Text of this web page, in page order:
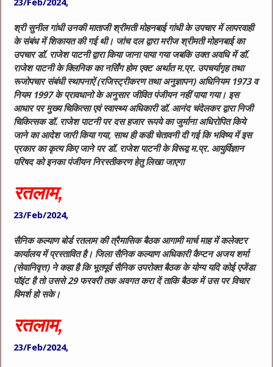
23/Feb/2024,
श्री सुनील गांधी उनकी माताजी श्रीमती मोहनबाई गांधी के उपचार में लापरवाही
के संबंध में शिकायत की गई थी। जांच दल द्वारा मरीज श्रीमती मोहनबाई का
उपचार डॉ. राजेश पाटनी द्वारा किया जाना पाया गया जबकि उक्‍त अवधि में डॉ.
राजेश पाटनी के क्लिनिक का नर्सिंग होम एक्‍ट अर्थात म.प्र. उपचर्यागृह तथा
रूजोपचार संबंधी स्‍थापनाऐं (रजिस्‍ट्रीकरण तथा अनुज्ञापन) अधिनियम 1973 व
नियम 1997 के प्रावधानो के अनुसार जीवित पंजीयन नहीं पाया गया। इस
आधार पर मुख्‍य चिकित्‍सा एवं स्‍वास्‍थ्‍य अधिकारी डॉ. आनंद चंदेलकर द्वारा निजी
चिकित्सक डॉ. राजेश पाटनी पर दस हजार रूपये का जुर्माना अधिरोपित किये
जाने का आदेश जारी किया गया, साथ ही कडी चेतावनी दी गई कि भविष्‍य में इस
प्रकार का कृत्‍य किए जाने पर डॉ. राजेश पाटनी के विरूद्व म.प्र. आयुर्विज्ञान
परिषद को इनका पंजीयन निरस्‍तीकरण हेतु लिखा जाएगा
रतलाम,
23/Feb/2024,
सैनिक कल्याण बोर्ड रतलाम की त्रैमासिक बैठक आगामी मार्च माह में कलेक्टर
कार्यालय में प्रस्तावित है। जिला सैनिक कल्याण अधिकारी कैप्टन अजय शर्मा
(सेवानिवृत्त) ने कहा है कि भूतपूर्व सैनिक उपरोक्त बैठक के योग्य यदि कोई एजेंडा
पॉइंट है तो उससे29 फरवरी तक अवगत करा दें ताकि बैठक में उस पर विचार
विमर्श हो सके।
रतलाम,
23/Feb/2024,